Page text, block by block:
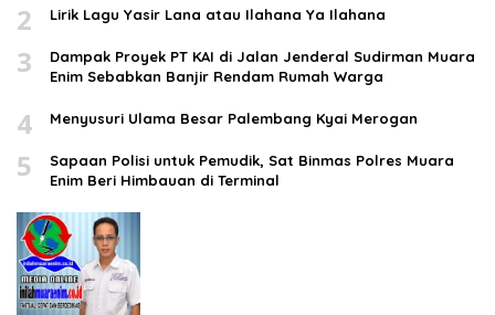
2 Lirik Lagu Yasir Lana atau Ilahana Ya Ilahana
3
Dampak Proyek PT KAI di Jalan Jenderal Sudirman Muara
Enim Sebabkan Banjir Rendam Rumah Warga
4 Menyusuri Ulama Besar Palembang Kyai Merogan
5
Sapaan Polisi untuk Pemudik, Sat Binmas Polres Muara
Enim Beri Himbauan di Terminal